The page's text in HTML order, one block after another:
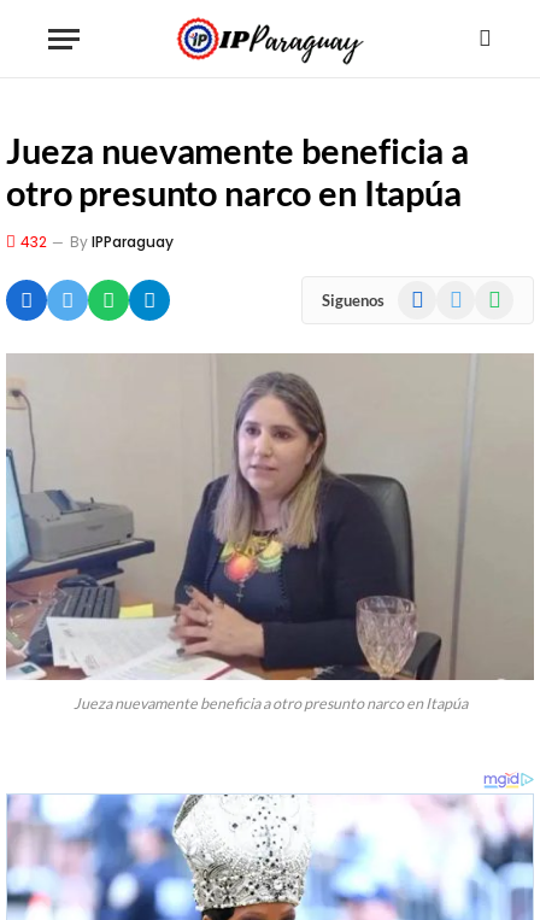
Jueza nuevamente beneficia a
otro presunto narco en Itapúa
432 ByIPParaguay
Siguenos Facebook
Jueza nuevamente beneficia a otro presunto narco en Itapúa